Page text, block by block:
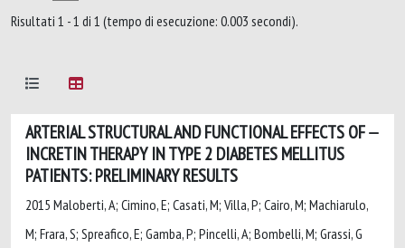
Risultati 1 - 1 di 1 (tempo di esecuzione: 0.003 secondi).
ARTERIAL STRUCTURAL AND FUNCTIONAL EFFECTS OF
INCRETIN THERAPY IN TYPE 2 DIABETES MELLITUS
PATIENTS: PRELIMINARY RESULTS
2015 Maloberti, A; Cimino, E; Casati, M; Villa, P; Cairo, M; Machiarulo,
M; Frara, S; Spreafico, E; Gamba, P; Pincelli, A; Bombelli, M; Grassi, G